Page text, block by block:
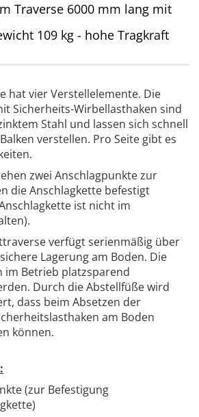
Traverse 6000 mm lang mit
109 kg - hohe Tragkraft
hat vier Verstellelemente. Die
Sicherheits-Wirbellasthaken sind
Stahl und lassen sich schnell
verstellen. Pro Seite gibt es
zwei Anschlagpunkte zur
die Anschlagkette befestigt
ist nicht im
verfügt serienmäßig über
Lagerung am Boden. Die
im Betrieb platzsparend
Durch die Abstellfüße wird
dass beim Absetzen der
am Boden
können.
(zur Befestigung